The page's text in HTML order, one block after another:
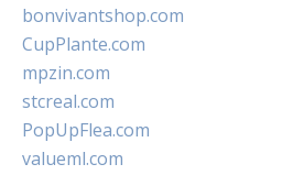
bonvivantshop.com
CupPlante.com
mpzin.com
stcreal.com
PopUpFlea.com
valueml.com